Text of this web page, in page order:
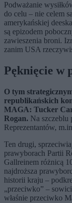
Podważanie
do celu – nie celem
amerykańskiej
są epizodem
zawieszenia broni.
zanim USA
Pęknięcie w
O tym
republikańskich
MAGA: Tucker
Rogan. Na szczeblu
Reprezentantów,
Ten drugi,
prawyborach Partii
Gallreinem różnicą
najdroższa
historii kraju –
„przeciwko” –
właśnie przeciwko